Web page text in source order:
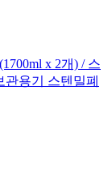
x 2개) / 스
관용기 스텐밀폐